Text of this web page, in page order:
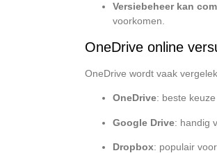
Versiebeheer kan
voorkomen.
OneDrive online
OneDrive wordt vaak
OneDrive: beste
Google Drive: handig
Dropbox: populair